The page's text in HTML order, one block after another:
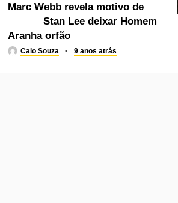
Marc Webb revela motivo de
Stan Lee deixar Homem
Aranha orfão
Caio Souza 9 anos atrás